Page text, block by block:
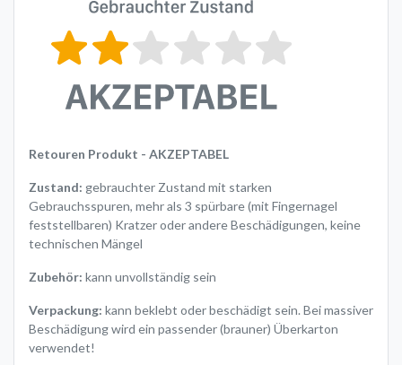
Retouren Produkt - AKZEPTABEL
Zustand: gebrauchter Zustand mit starken
Gebrauchsspuren, mehr als 3 spürbare (mit Fingernagel
feststellbaren) Kratzer oder andere Beschädigungen, keine
technischen Mängel
Zubehör: kann unvollständig sein
Verpackung: kann beklebt oder beschädigt sein. Bei massiver
Beschädigung wird ein passender (brauner) Überkarton
verwendet!